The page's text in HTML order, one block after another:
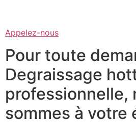
Appelez-nous
Pour toute
Degraissage
professionnelle,
sommes à votre